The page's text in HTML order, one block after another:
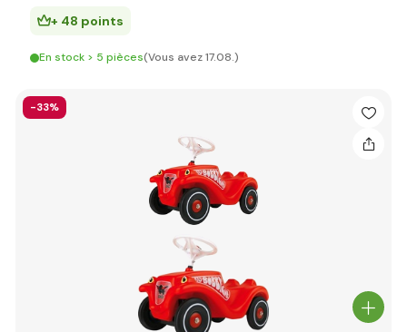
+ 48 points
En stock > 5 pièces(Vous avez 17.08.)
-33%